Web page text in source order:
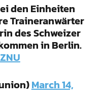
den Einheiten
Traineranwärter
des Schweizer
in Berlin.
March 14,